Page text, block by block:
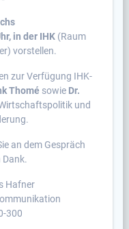
in der IHK (Raum
vorstellen.
zur Verfügung IHK-
Thomé sowie Dr.
und
an dem Gespräch
Dank.
Hafner
300